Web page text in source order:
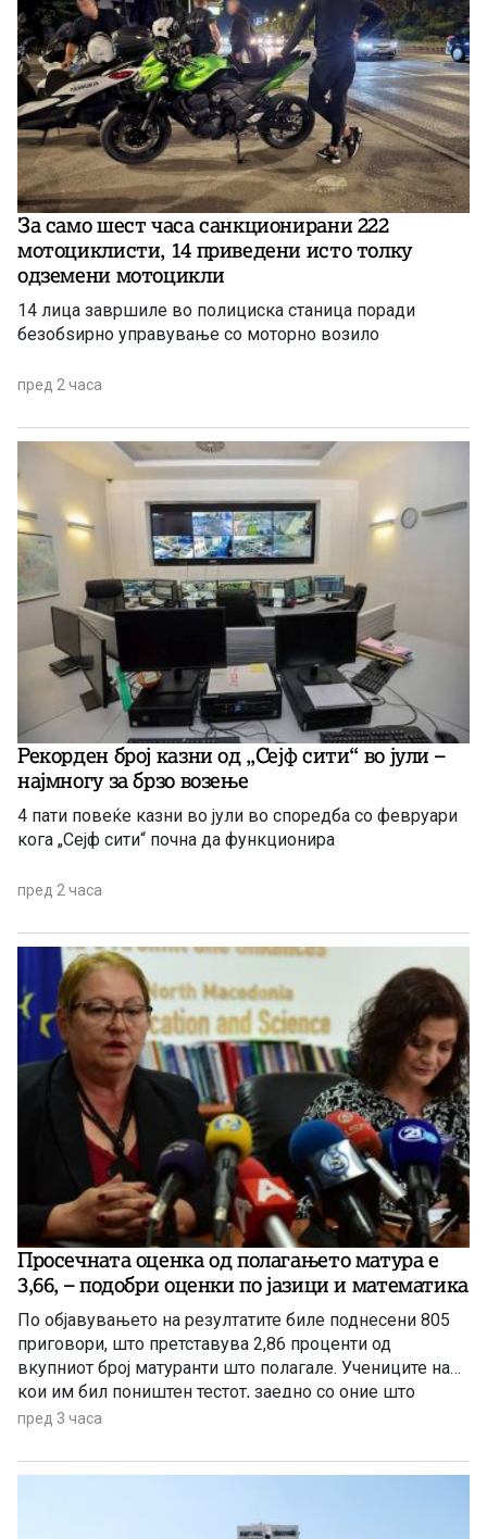
За само шест часа санкционирани 222
мотоциклисти, 14 приведени исто толку
одземени мотоцикли
14 лица завршиле во полициска станица поради
безобѕирно управување со моторно возило
пред 2 часа
Рекорден број казни од „Сејф сити“ во јули –
најмногу за брзо возење
4 пати повеќе казни во јули во споредба со февруари
кога „Сејф сити“ почна да функционира
пред 2 часа
Просечната оценка од полагањето матура е
3,66, – подобри оценки по јазици и математика
По објавувањето на резултатите биле поднесени 805
приговори, што претставува 2,86 проценти од
вкупниот број матуранти што полагале. Учениците на
кои им бил поништен тестот, заедно со оние што
отсуствувале во јуни, ќе може да полагаат во
пред 3 часа